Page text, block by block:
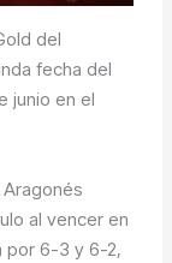
del
fecha del
junio en el
Aragonés
al vencer en
por 6-3 y 6-2,